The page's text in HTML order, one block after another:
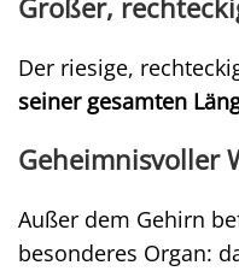
Großer,
Der riesige,
seiner gesamten
Geheimnisvoller
Außer dem Gehirn
besonderes Organ: